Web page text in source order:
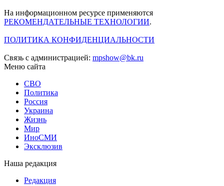
На информационном ресурсе применяются
РЕКОМЕНДАТЕЛЬНЫЕ ТЕХНОЛОГИИ.
ПОЛИТИКА КОНФИДЕНЦИАЛЬНОСТИ
Связь с администрацией: mpshow@bk.ru
Меню сайта
СВО
Политика
Россия
Украина
Жизнь
Мир
ИноСМИ
Эксклюзив
Наша редакция
Редакция